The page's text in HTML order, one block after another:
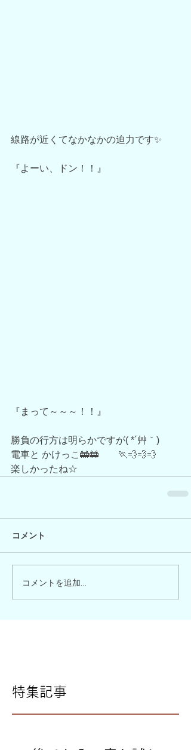
線路が近くてなかなかの迫力です✨
『よーい、ドン！！』
『まって～～～！！』
勝負の行方は明らかですが( *´艸｀)
電車と かけっこ🚋🚋　　🏃💨💨💨
楽しかったね☆
コメント
コメントを追加…
特集記事